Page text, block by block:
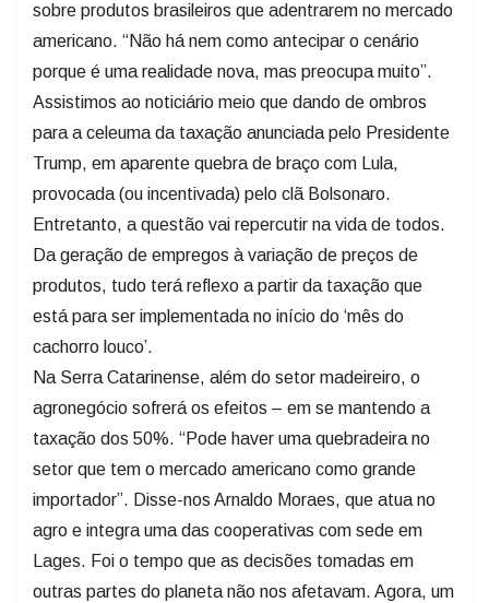
sobre produtos brasileiros que adentrarem no mercado
americano. “Não há nem como antecipar o cenário
porque é uma realidade nova, mas preocupa muito”.
Assistimos ao noticiário meio que dando de ombros
para a celeuma da taxação anunciada pelo Presidente
Trump, em aparente quebra de braço com Lula,
provocada (ou incentivada) pelo clã Bolsonaro.
Entretanto, a questão vai repercutir na vida de todos.
Da geração de empregos à variação de preços de
produtos, tudo terá reflexo a partir da taxação que
está para ser implementada no início do ‘mês do
cachorro louco’.
Na Serra Catarinense, além do setor madeireiro, o
agronegócio sofrerá os efeitos – em se mantendo a
taxação dos 50%. “Pode haver uma quebradeira no
setor que tem o mercado americano como grande
importador”. Disse-nos Arnaldo Moraes, que atua no
agro e integra uma das cooperativas com sede em
Lages. Foi o tempo que as decisões tomadas em
outras partes do planeta não nos afetavam. Agora, um